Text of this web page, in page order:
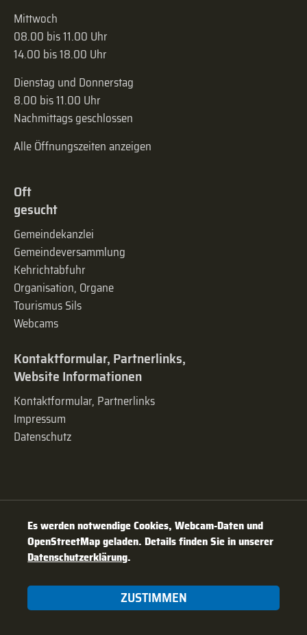
Mittwoch
08.00 bis 11.00 Uhr
14.00 bis 18.00 Uhr
Dienstag und Donnerstag
8.00 bis 11.00 Uhr
Nachmittags geschlossen
Alle Öffnungszeiten anzeigen
Oft
gesucht
Gemeindekanzlei
Gemeinde­versammlung
Kehrichtabfuhr
Organisation, Organe
Tourismus Sils
Webcams
Kontaktformular, Partnerlinks,
Website Informationen
Kontaktformular, Partnerlinks
Impressum
Datenschutz
Es werden notwendige Cookies, Webcam-Daten und
OpenStreetMap geladen. Details finden Sie in unserer
Datenschutzerklärung.
ZUSTIMMEN